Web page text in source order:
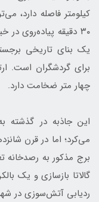
۳۰ دقیقه پیاده‌روی
یک بنای تاریخی
چهار متر ضخامت دارد.
این جاذبه در گذشته
می‌کرد؛ اما در قرن
برج مذکور به رصدخانه
گالاتا بازسازی و یک
ردیابی آتش‌سوزی در